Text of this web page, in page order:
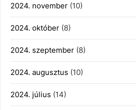
2024. november (10)
2024. október (8)
2024. szeptember (8)
2024. augusztus (10)
2024. július (14)